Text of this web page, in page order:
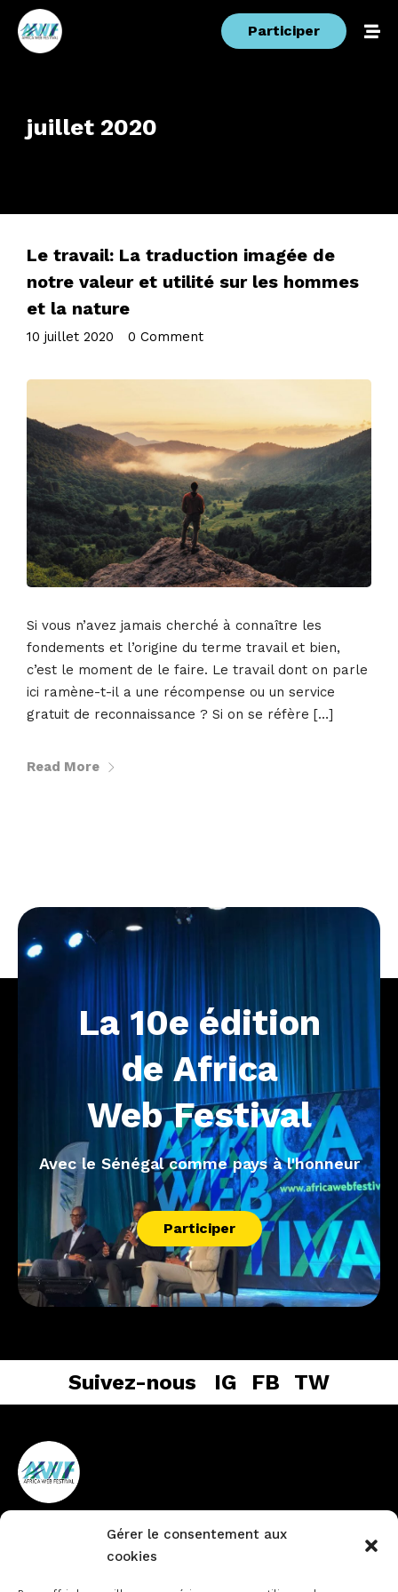
Gérer le consentement aux
cookies
Participer
juillet 2020
Le travail: La traduction imagée de
notre valeur et utilité sur les hommes
et la nature
10 juillet 2020 0 Comment
Si vous n’avez jamais cherché à connaître les
fondements et l’origine du terme travail et bien,
c’est le moment de le faire. Le travail dont on parle
ici ramène-t-il a une récompense ou un service
gratuit de reconnaissance ? Si on se réfère […]
Read More
La 10e édition
de Africa
Web Festival
Avec le Sénégal comme pays à l'honneur
Participer
Suivez-nous IG FB TW
Vieux Cocody non loin de la